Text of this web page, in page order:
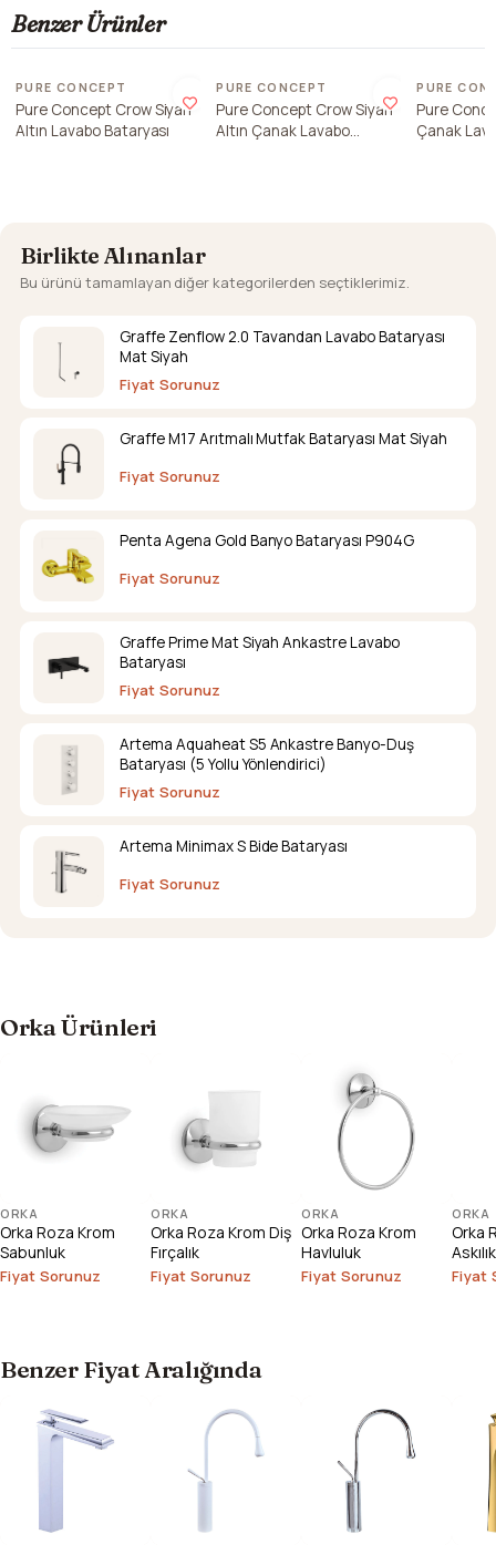
Benzer Ürünler
PURE CONCEPT
Pure Concept Crow Siyah
Altın Lavabo Bataryası
PURE CONCEPT
Pure Concept Crow Siyah
Altın Çanak Lavabo
PURE
Pure
Çanak
Birlikte Alınanlar
Bu ürünü tamamlayan diğer kategorilerden seçtiklerimiz.
Graffe Zenflow 2.0 Tavandan Lavabo Bataryası
Mat Siyah
Fiyat Sorunuz
Graffe M17 Arıtmalı Mutfak Bataryası Mat Siyah
Fiyat Sorunuz
Penta Agena Gold Banyo Bataryası P904G
Fiyat Sorunuz
Graffe Prime Mat Siyah Ankastre Lavabo
Bataryası
Fiyat Sorunuz
Artema Aquaheat S5 Ankastre Banyo-Duş
Bataryası (5 Yollu Yönlendirici)
Fiyat Sorunuz
Artema Minimax S Bide Bataryası
Fiyat Sorunuz
Orka Ürünleri
ORKA
Orka Roza Krom
Sabunluk
Fiyat Sorunuz
ORKA
Orka Roza Krom Diş
Fırçalık
Fiyat Sorunuz
ORKA
Orka Roza Krom
Havluluk
Fiyat Sorunuz
ORKA
Orka
Askılık
Fiyat
Benzer Fiyat Aralığında